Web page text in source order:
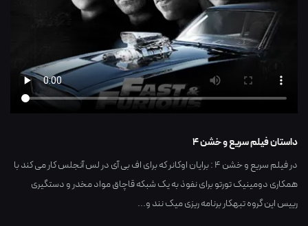
داستان فیلم سریع و خشن 4
در فیلم سریع و خشن 4 : برایان اوکانر که برای اف بی آی در لس آنجلس کار می کند با
همکاری دومینیک تورتو برای نفوذ به یک شبکه قاچاق مواد مخدر و دستگیری
رییس این گروه تبهکار برنامه ریزی میک نند و...